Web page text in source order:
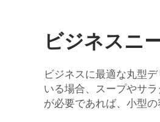
ビジネスニ
ビジネスに最適な丸型
いる場合、スープやサ
が必要であれば、小型